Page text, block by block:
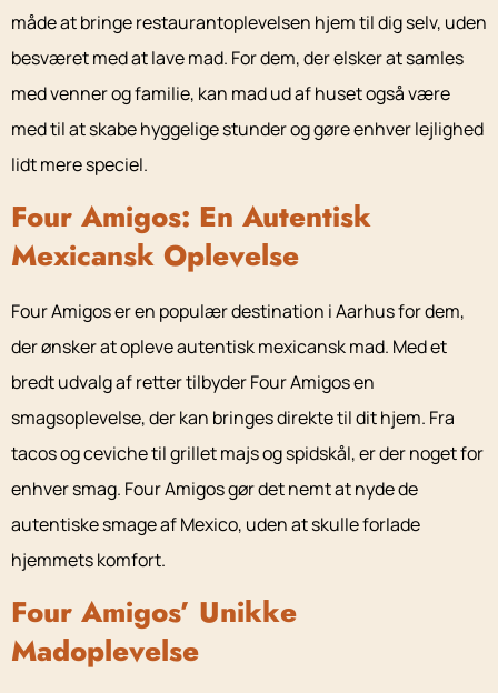
måde at bringe restaurantoplevelsen hjem til dig selv, uden
besværet med at lave mad. For dem, der elsker at samles
med venner og familie, kan mad ud af huset også være
med til at skabe hyggelige stunder og gøre enhver lejlighed
lidt mere speciel.
Four Amigos: En Autentisk
Mexicansk Oplevelse
Four Amigos er en populær destination i Aarhus for dem,
der ønsker at opleve autentisk mexicansk mad. Med et
bredt udvalg af retter tilbyder Four Amigos en
smagsoplevelse, der kan bringes direkte til dit hjem. Fra
tacos og ceviche til grillet majs og spidskål, er der noget for
enhver smag. Four Amigos gør det nemt at nyde de
autentiske smage af Mexico, uden at skulle forlade
hjemmets komfort.
Four Amigos’ Unikke
Madoplevelse